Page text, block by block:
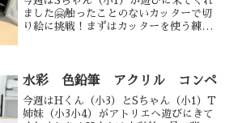
ました🤗触ったことのないカッターで切
り絵に挑戦！まずはカッターを使う練習
ちゃたりしましたが…こ...
水彩 色鉛筆 アクリル コンペ
今週はHくん（小3）とSちゃん（小1）T
姉妹（小3小4）がアトリエへ遊びにきて